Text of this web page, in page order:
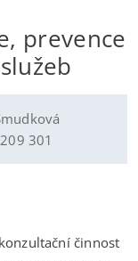
prevence
301
činnost